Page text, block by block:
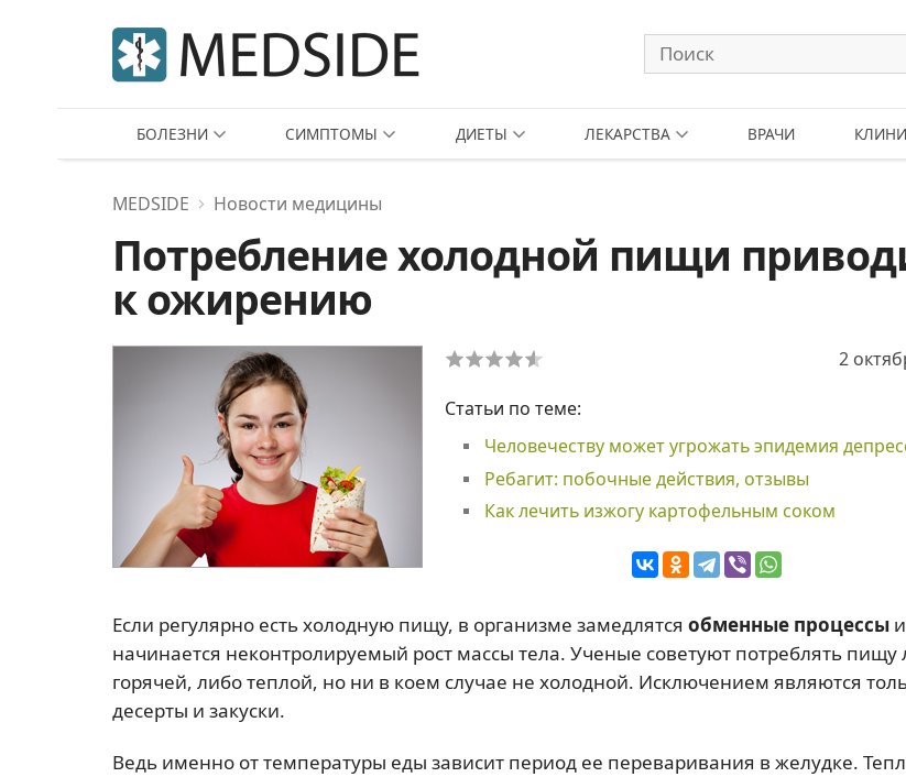
БОЛЕЗНИ СИМПТОМЫ ДИЕТЫ ЛЕКАРСТВА ВРАЧИ
MEDSIDE Новости медицины
Потребление холодной пищи
к ожирению
2
Статьи по теме:
Человечеству может угрожать эпидемия
Ребагит: побочные действия, отзывы
Как лечить изжогу картофельным соком
Если регулярно есть холодную пищу, в организме замедлятся обменные процессы и
начинается неконтролируемый рост массы тела. Ученые советуют потреблять пищу
горячей, либо теплой, но ни в коем случае не холодной. Исключением являются
десерты и закуски.
Ведь именно от температуры еды зависит период ее переваривания в желудке.